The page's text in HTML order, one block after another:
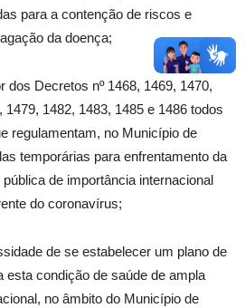
para a contenção de riscos e
da doença;
dos Decretos nº 1468, 1469, 1470,
1479, 1482, 1483, 1485 e 1486 todos
regulamentam, no Município de
temporárias para enfrentamento da
de importância internacional
do coronavírus;
de se estabelecer um plano de
esta condição de saúde de ampla
no âmbito do Município de